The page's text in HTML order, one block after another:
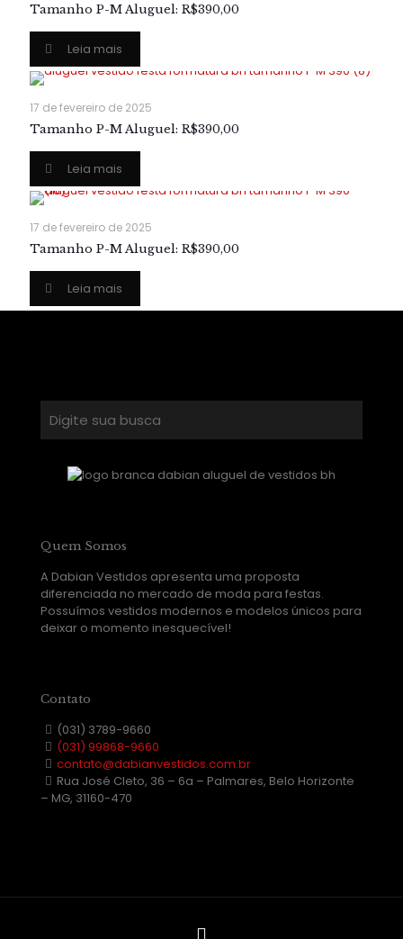
Tamanho P-M Aluguel: R$390,00
Leia mais
17 de fevereiro de 2025
Tamanho P-M Aluguel: R$390,00
Leia mais
17 de fevereiro de 2025
Tamanho P-M Aluguel: R$390,00
Leia mais
Quem Somos
A Dabian Vestidos apresenta uma proposta
diferenciada no mercado de moda para festas.
Possuímos vestidos modernos e modelos únicos para
deixar o momento inesquecível!
Contato
(031) 3789-9660
(031) 99868-9660
contato@dabianvestidos.com.br
Rua José Cleto, 36 – 6a – Palmares, Belo Horizonte
– MG, 31160-470